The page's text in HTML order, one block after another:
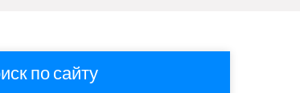
по сайту